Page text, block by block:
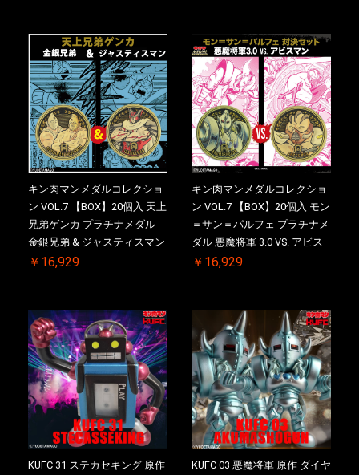
売品)付
ル(非売品)付
キン肉マンメダルコレクショ
ン VOL.7 【BOX】20個入 天上
兄弟ゲンカ プラチナメダル
金銀兄弟 & ジャスティスマン
2.0 初回シリアルNO.入 ケース
￥16,929
キン肉マンメダルコレクショ
ン VOL.7 【BOX】20個入 モン
＝サン＝パルフェ プラチナメ
ダル 悪魔将軍 3.0 VS. アビス
マン 初回シリアルNO.入 ケー
￥16,929
KUFC 31 ステカセキング 原作
KUFC 03 悪魔将軍 原作 ダイヤ